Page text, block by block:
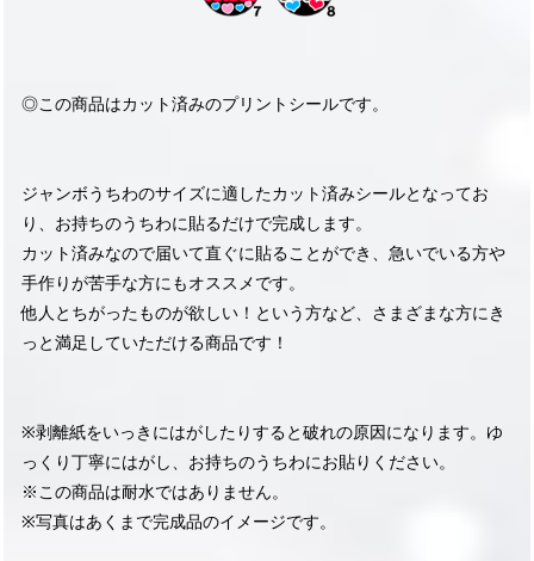
◎この商品はカット済みのプリントシールです。
ジャンボうちわのサイズに適したカット済みシールとなってお
り、お持ちのうちわに貼るだけで完成します。
カット済みなので届いて直ぐに貼ることができ、急いでいる方や
手作りが苦手な方にもオススメです。
他人とちがったものが欲しい！という方など、さまざまな方にき
っと満足していただける商品です！
※剥離紙をいっきにはがしたりすると破れの原因になります。ゆ
っくり丁寧にはがし、お持ちのうちわにお貼りください。
※この商品は耐水ではありません。
※写真はあくまで完成品のイメージです。